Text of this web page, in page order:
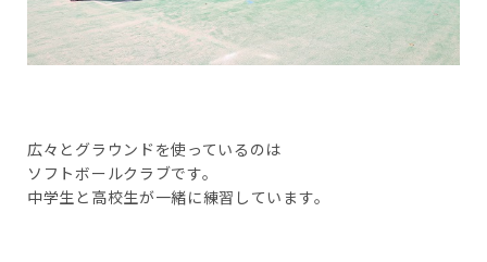
広々とグラウンドを使っているのは
ソフトボールクラブです。
中学生と高校生が一緒に練習しています。